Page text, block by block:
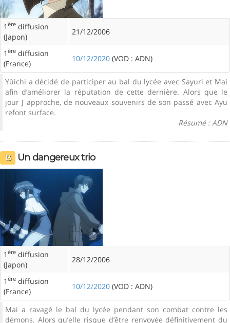
1 ère diffusion
(Japon)
21/12/2006
1 ère diffusion
(France)
10/12/2020 (VOD : ADN)
Yûichi a décidé de participer au bal du lycée avec Sayuri et Mai
afin d’améliorer la réputation de cette dernière. Alors que le
jour J approche, de nouveaux souvenirs de son passé avec Ayu
refont surface.
Résumé : ADN
13 Un dangereux trio
1 ère diffusion
(Japon)
28/12/2006
1 ère diffusion
(France)
10/12/2020 (VOD : ADN)
Mai a ravagé le bal du lycée pendant son combat contre les
démons. Alors qu’elle risque d’être renvoyée définitivement du